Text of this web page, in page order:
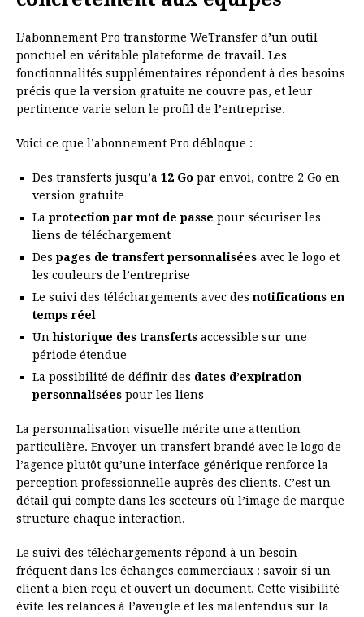
L’abonnement Pro transforme WeTransfer d’un outil
ponctuel en véritable plateforme de travail. Les
fonctionnalités supplémentaires répondent à des besoins
précis que la version gratuite ne couvre pas, et leur
pertinence varie selon le profil de l’entreprise.
Voici ce que l’abonnement Pro débloque :
Des transferts jusqu’à 12 Go par envoi, contre 2 Go en
version gratuite
La protection par mot de passe pour sécuriser les
liens de téléchargement
Des pages de transfert personnalisées avec le logo et
les couleurs de l’entreprise
Le suivi des téléchargements avec desnotifications en
temps réel
Unhistorique des transferts accessible sur une
période étendue
La possibilité de définir des dates d’expiration
personnalisées pour les liens
La personnalisation visuelle mérite une attention
particulière. Envoyer un transfert brandé avec le logo de
l’agence plutôt qu’une interface générique renforce la
perception professionnelle auprès des clients. C’est un
détail qui compte dans les secteurs où l’image de marque
structure chaque interaction.
Le suivi des téléchargements répond à un besoin
fréquent dans les échanges commerciaux : savoir si un
client a bien reçu et ouvert un document. Cette visibilité
évite les relances à l’aveugle et les malentendus sur la